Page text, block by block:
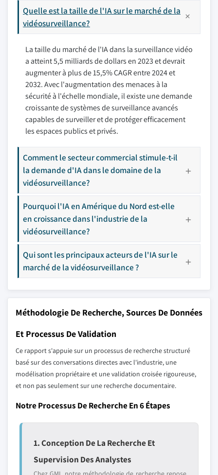
Quelle est la taille de l'IA sur le marché de la
vidéosurveillance?
La taille du marché de l'IA dans la surveillance vidéo
a atteint 5,5 milliards de dollars en 2023 et devrait
augmenter à plus de 15,5% CAGR entre 2024 et
2032. Avec l'augmentation des menaces à la
sécurité à l'échelle mondiale, il existe une demande
croissante de systèmes de surveillance avancés
capables de surveiller et de protéger efficacement
les espaces publics et privés.
Comment le secteur commercial stimule-t-il
la demande d'IA dans le domaine de la
vidéosurveillance?
Pourquoi l'IA en Amérique du Nord est-elle
en croissance dans l'industrie de la
vidéosurveillance?
Qui sont les principaux acteurs de l'IA sur le
marché de la vidéosurveillance ?
Méthodologie De Recherche, Sources De Données
Et Processus De Validation
Ce rapport s'appuie sur un processus de recherche structuré
basé sur des conversations directes avec l'industrie, une
modélisation propriétaire et une validation croisée rigoureuse,
et non pas seulement sur une recherche documentaire.
Notre Processus De Recherche En 6 Étapes
1. Conception De La Recherche Et
Supervision Des Analystes